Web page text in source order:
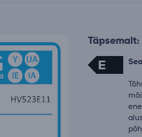
Täpsemalt:
E